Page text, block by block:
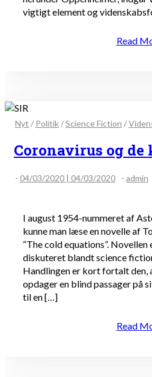
vigtigt element og
Read
Nyt / Politik/Science Fiction /
Coronavirus og
- 04/03/2020 | 04/03/2020 - admin
I august 1954-nummeret af
kunne man læse en novelle af
“The cold equations”.
diskuteret blandt science
Handlingen er kort fortalt den,
opdager en blind passager på
til en […]
Read